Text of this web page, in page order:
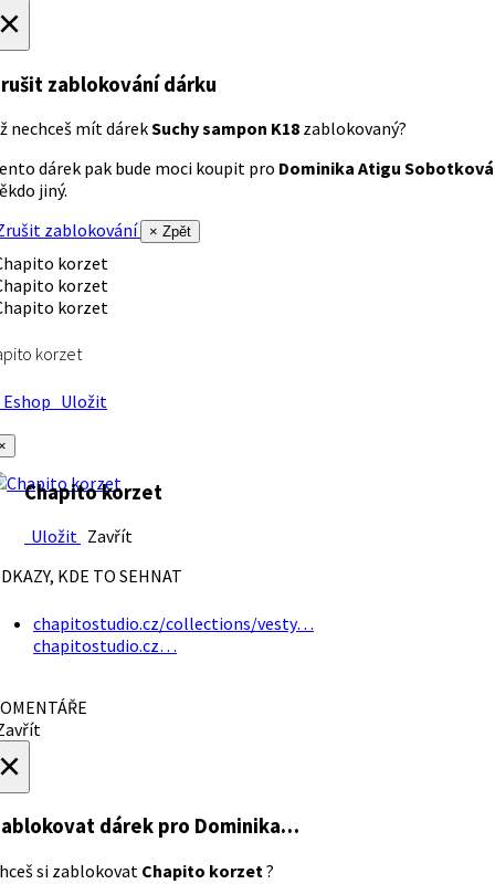
zablokování dárku
nechceš mít dárekSuchy sampon K18 zablokovaný?
dárek pak bude moci koupit pro Dominika Atigu Sobotková
jiný.
zablokování
× Zpět
korzet
Uložit
Chapito korzet
Uložit Zavřít
KDE TO SEHNAT
chapitostudio.cz/collections/vesty…
chapitostudio.cz…
dárek pro Dominika…
si zablokovat Chapito korzet?